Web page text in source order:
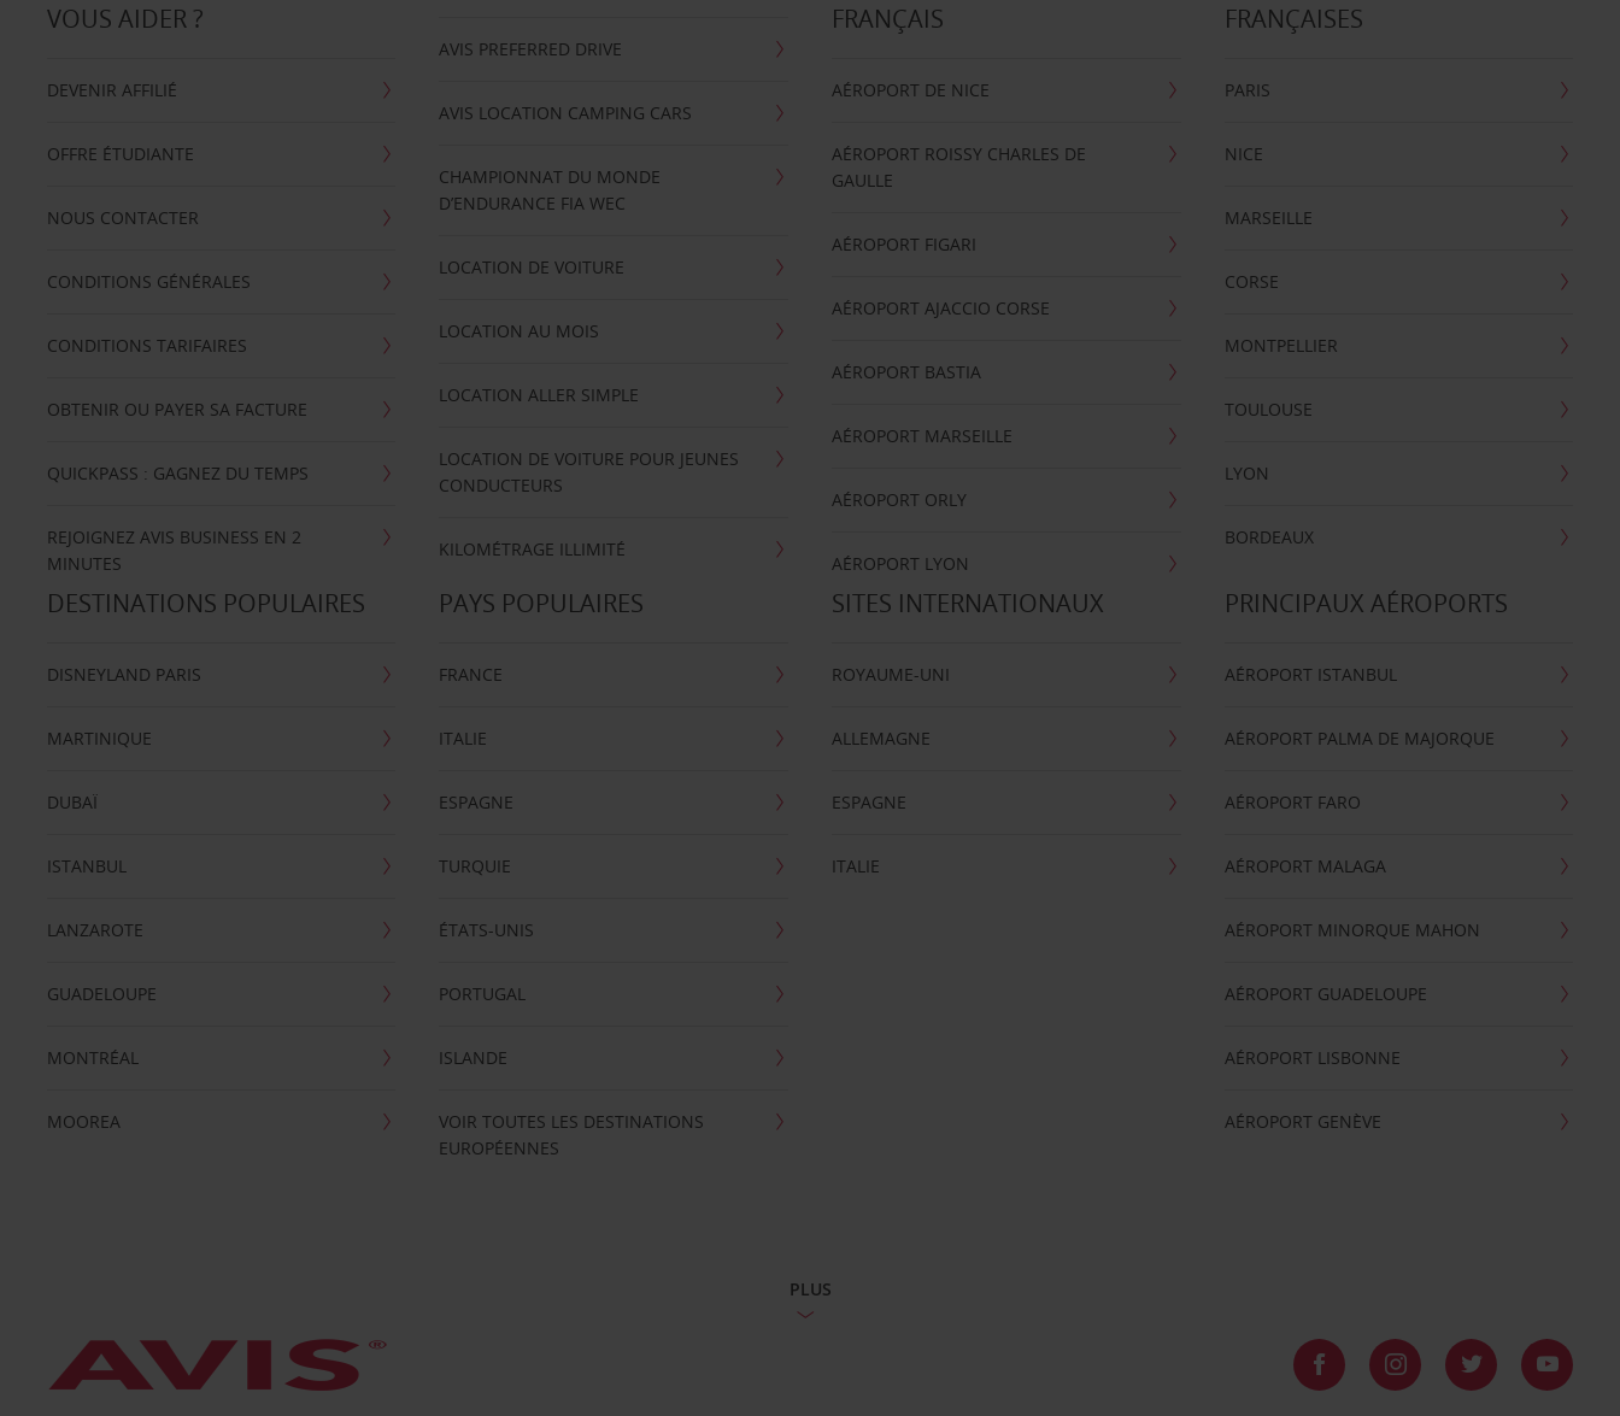
VOUS AIDER ?
DEVENIR AFFILIÉ
OFFRE ÉTUDIANTE
NOUS CONTACTER
CONDITIONS GÉNÉRALES
CONDITIONS TARIFAIRES
OBTENIR OU PAYER SA FACTURE
QUICKPASS : GAGNEZ DU TEMPS
REJOIGNEZ AVIS BUSINESS EN 2
MINUTES
AVIS PREFERRED DRIVE
AVIS LOCATION CAMPING CARS
CHAMPIONNAT DU MONDE
D’ENDURANCE FIA WEC
LOCATION DE VOITURE
LOCATION AU MOIS
LOCATION ALLER SIMPLE
LOCATION DE VOITURE POUR JEUNES
CONDUCTEURS
KILOMÉTRAGE ILLIMITÉ
FRANÇAIS
AÉROPORT DE NICE
AÉROPORT ROISSY CHARLES DE
GAULLE
AÉROPORT FIGARI
AÉROPORT AJACCIO CORSE
AÉROPORT BASTIA
AÉROPORT MARSEILLE
AÉROPORT ORLY
AÉROPORT LYON
FRANÇAISES
PARIS
NICE
MARSEILLE
CORSE
MONTPELLIER
TOULOUSE
LYON
BORDEAUX
DESTINATIONS POPULAIRES
DISNEYLAND PARIS
MARTINIQUE
DUBAÏ
ISTANBUL
LANZAROTE
GUADELOUPE
MONTRÉAL
MOOREA
PAYS POPULAIRES
FRANCE
ITALIE
ESPAGNE
TURQUIE
ÉTATS-UNIS
PORTUGAL
ISLANDE
VOIR TOUTES LES DESTINATIONS
EUROPÉENNES
SITES INTERNATIONAUX
ROYAUME-UNI
ALLEMAGNE
ESPAGNE
ITALIE
PRINCIPAUX AÉROPORTS
AÉROPORT ISTANBUL
AÉROPORT PALMA DE MAJORQUE
AÉROPORT FARO
AÉROPORT MALAGA
AÉROPORT MINORQUE MAHON
AÉROPORT GUADELOUPE
AÉROPORT LISBONNE
AÉROPORT GENÈVE
PLUS